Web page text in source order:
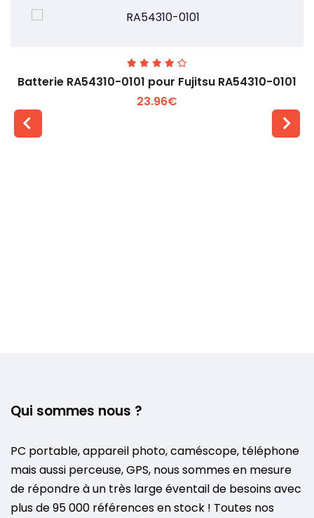
Batterie RA54310-0101 pour Fujitsu RA54310-0101
23.96€
Qui sommes nous ?
PC portable, appareil photo, caméscope, téléphone
mais aussi perceuse, GPS, nous sommes en mesure
de répondre à un très large éventail de besoins avec
plus de 95 000 références en stock ! Toutes nos